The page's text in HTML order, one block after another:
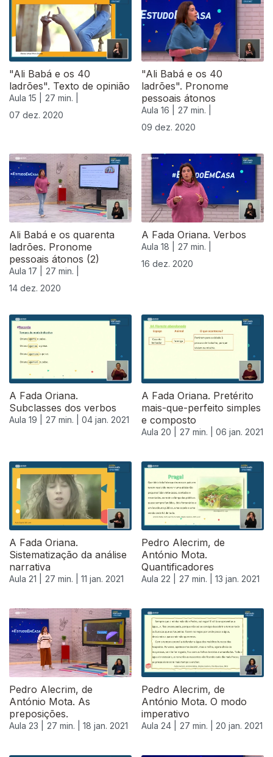
"Ali Babá e os 40
ladrões". Texto de opinião
Aula 15 |
27 min. |
07 dez. 2020
"Ali Babá e os 40
ladrões". Pronome
pessoais átonos
Aula 16 |
27 min. |
09 dez. 2020
Ali Babá e os quarenta
ladrões. Pronome
pessoais átonos (2)
Aula 17 |
27 min. |
14 dez. 2020
A Fada Oriana. Verbos
Aula 18 |
27 min. |
16 dez. 2020
A Fada Oriana.
Subclasses dos verbos
Aula 19 | 27 min. | 04 jan. 2021
A Fada Oriana. Pretérito
mais-que-perfeito simples
e composto
Aula 20 | 27 min. | 06 jan. 2021
A Fada Oriana.
Sistematização da análise
narrativa
Aula 21 | 27 min. | 11 jan. 2021
Pedro Alecrim, de
António Mota.
Quantificadores
Aula 22 | 27 min. | 13 jan. 2021
Pedro Alecrim, de
António Mota. As
preposições.
Aula 23 | 27 min. | 18 jan. 2021
Pedro Alecrim, de
António Mota. O modo
imperativo
Aula 24 | 27 min. | 20 jan. 2021
518995